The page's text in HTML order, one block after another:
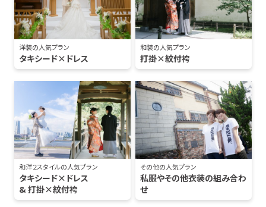
洋装の人気プラン
タキシード×ドレス
和装の人気プラン
打掛×紋付袴
和洋２スタイルの人気プラン
タキシード×ドレス
& 打掛×紋付袴
その他の人気プラン
私服やその他衣装の組み合わ
せ